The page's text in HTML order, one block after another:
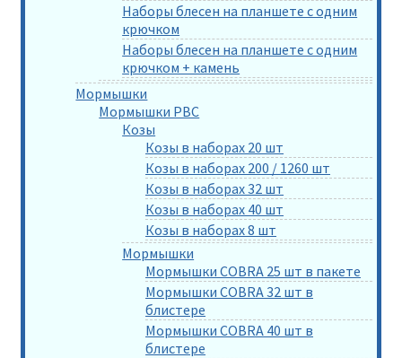
Наборы блесен на планшете с одним
крючком
Наборы блесен на планшете с одним
крючком + камень
Мормышки
Мормышки РВС
Козы
Козы в наборах 20 шт
Козы в наборах 200 / 1260 шт
Козы в наборах 32 шт
Козы в наборах 40 шт
Козы в наборах 8 шт
Мормышки
Мормышки COBRA 25 шт в пакете
Мормышки COBRA 32 шт в
блистере
Мормышки COBRA 40 шт в
блистере